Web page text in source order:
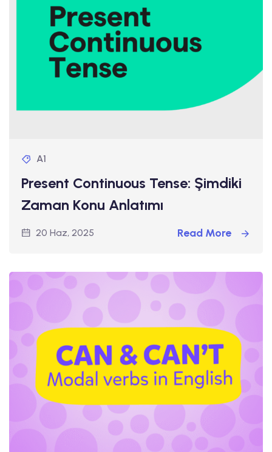
A1
Present Continuous Tense: Şimdiki
Zaman Konu Anlatımı
20 Haz, 2025 Read More